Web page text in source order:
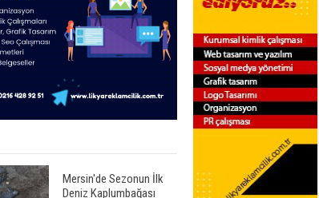
Mersin'de Sezonun İlk
Deniz Kaplumbağası